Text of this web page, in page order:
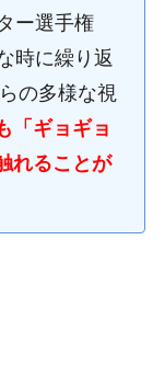
ー選手権
時に繰り返
の多様な視
「ギョギョ
れることが